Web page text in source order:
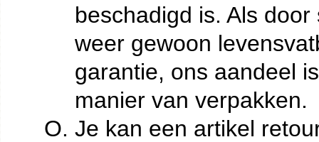
beschadigd is. Als
weer gewoon
garantie, ons aandeel
manier van verpakken.
Je kan een artikel